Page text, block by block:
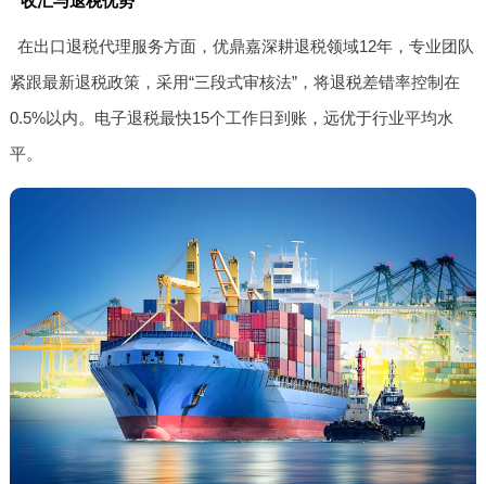
在出口退税代理服务方面，优鼎嘉深耕退税领域12年，专业团队
紧跟最新退税政策，采用“三段式审核法”，将退税差错率控制在
0.5%以内。电子退税最快15个工作日到账，远优于行业平均水
平。